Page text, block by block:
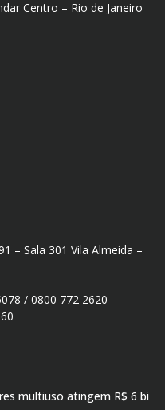
Centro – Rio de Janeiro
– Sala 301 Vila Almeida –
/ 0800 772 2620 -
multiuso atingem R$ 6 bi